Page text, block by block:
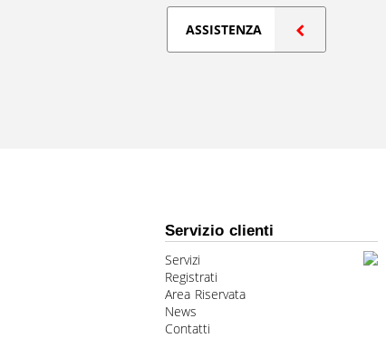
ASSISTENZA
Servizio clienti
Servizi
Registrati
Area Riservata
News
Contatti